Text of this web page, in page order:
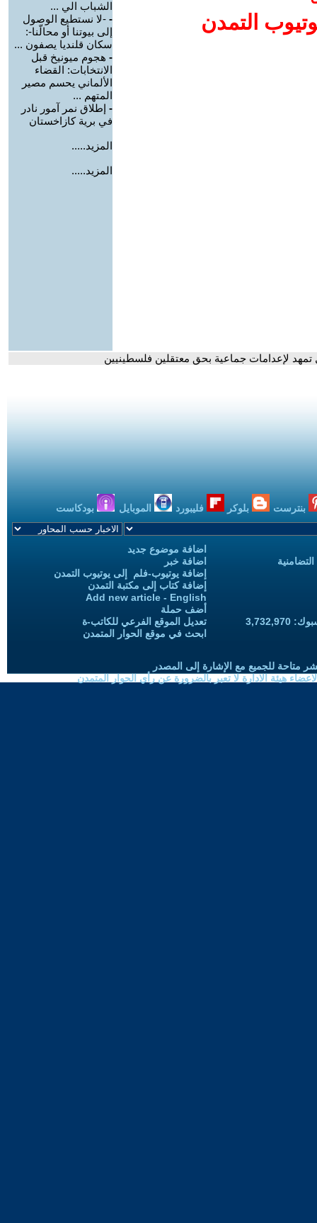
التمدن
الشباب الي ...
- -لا نستطيع الوصول
إلى بيوتنا أو محالّنا-:
سكان قلنديا يصفون ...
- هجوم ميونيخ قبل
الانتخابات: القضاء
الألماني يحسم مصير
المتهم ...
- إطلاق نمر آمور نادر
في برية كازاخستان
المزيد.....
المزيد.....
لإعدامات جماعية بحق معتقلين فلسطينيين
بنترست بلوكر فليبورد الموبايل بودكاست
اضافة موضوع جديد
اضافة خبر
إضافة يوتيوب-فلم إلى يوتيوب التمدن
إضافة كتاب إلى مكتبة التمدن
Add new article - English
أضف حملة
تعديل الموقع الفرعي للكاتب-ة
ابحث في موقع الحوار المتمدن
متاحة للجميع مع الإشارة إلى المصدر
هيئة الادارة لا تعبر بالضرورة عن رأي الحوار المتمدن